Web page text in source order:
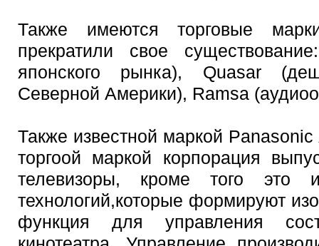
Также имеются торговые
прекратили свое
японского рынка), Quasar
Северной Америки), Ramsa
Также известной маркой
торгоой маркой корпорация
телевизоры, кроме того это
технологий,которые формируют
функция для управления